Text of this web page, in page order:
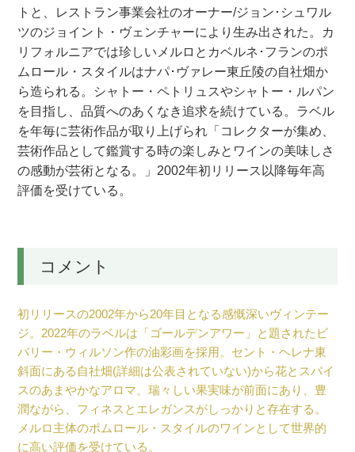
トと、レストラン事業会社のオーナー/ジョン･シュワル
ツのジョイント・ヴェンチャーにより生み出された。カ
リフォルニアでは珍しいメルロとカベルネ･フランのポ
ムロール・スタイルはナパ･ヴァレー東丘陵の自社畑か
ら造られる。シャトー・ペトリュスやシャトー・ルパン
を目指し、品質へのあくなき追求を続けている。ラベル
を年毎に芸術作品が取り上げられ「コレクターが集め、
芸術作品として鑑賞する時の楽しみとワインの美味しさ
の感動が芸術となる。」2002年初リリース以降毎年高
評価を受けている。
コメント
初リリースの2002年から20年目となる感慨深いヴィンテー
ジ。2022年のラベルは「ゴールデンアワー」と題されたビ
バリー・ウィルソン作の油彩画を採用。セント・ヘレナ東
斜面にある自社畑(詳細は公表されていない)から花とスパイ
スのあまやかなアロマ、瑞々しい果実味が前面にあり、豊
潤ながら、フィネスとエレガンスがしっかりと存在する。
メルロ主体のポムロール・スタイルのワインとして世界的
に高い評価を受けている。